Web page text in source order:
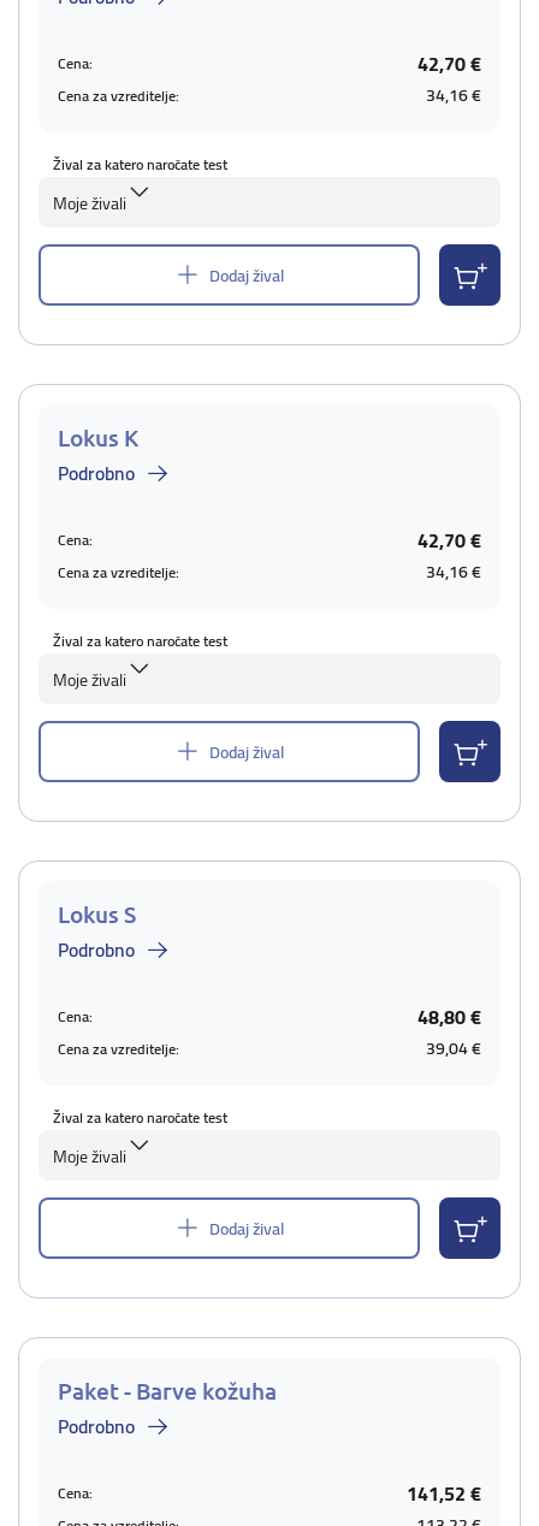
Cena: 42,70 €
Cena za vzreditelje: 34,16 €
Žival za katero naročate test
Moje živali
Dodaj žival
Lokus K
Podrobno
Cena: 42,70 €
Cena za vzreditelje: 34,16 €
Žival za katero naročate test
Moje živali
Dodaj žival
Lokus S
Podrobno
Cena: 48,80 €
Cena za vzreditelje: 39,04 €
Žival za katero naročate test
Moje živali
Dodaj žival
Paket - Barve kožuha
Podrobno
Cena: 141,52 €